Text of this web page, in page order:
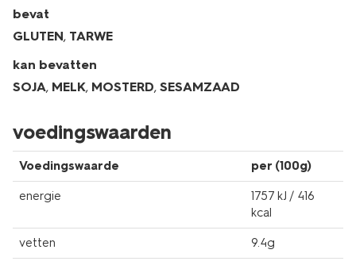
bevat
GLUTEN, TARWE
kan bevatten
SOJA, MELK, MOSTERD, SESAMZAAD
voedingswaarden
Voedingswaarde per (100g)
energie
1757 kJ / 416
kcal
vetten 9.4g